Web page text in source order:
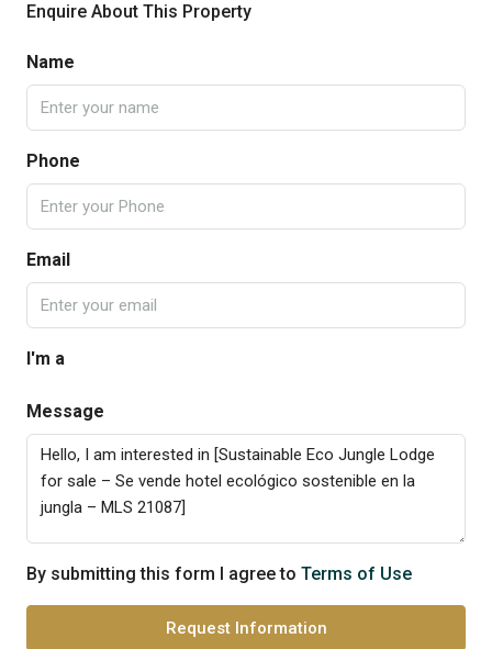
Enquire About This Property
Name
Phone
Email
I'm a
Message
By submitting this form I agree to Terms of Use
Request Information